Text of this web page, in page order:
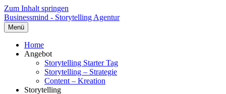
Zum Inhalt springen
Businessmind - Storytelling Agentur
Menü
Home
Angebot
Storytelling Starter Tag
Storytelling – Strategie
Content – Kreation
Storytelling